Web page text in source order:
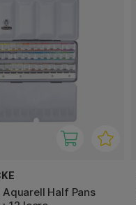
Half Pans